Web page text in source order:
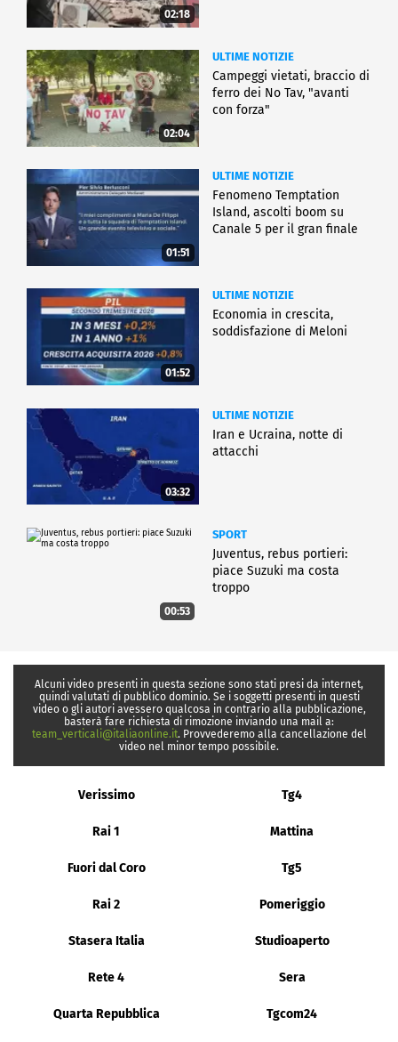
02:18
02:04
ULTIME NOTIZIE
Campeggi vietati, braccio di
ferro dei No Tav, "avanti
con forza"
01:51
ULTIME NOTIZIE
Fenomeno Temptation
Island, ascolti boom su
Canale 5 per il gran finale
01:52
ULTIME NOTIZIE
Economia in crescita,
soddisfazione di Meloni
03:32
ULTIME NOTIZIE
Iran e Ucraina, notte di
attacchi
00:53
SPORT
Juventus, rebus portieri:
piace Suzuki ma costa
troppo
Alcuni video presenti in questa sezione sono stati presi da internet,
quindi valutati di pubblico dominio. Se i soggetti presenti in questi
video o gli autori avessero qualcosa in contrario alla pubblicazione,
basterà fare richiesta di rimozione inviando una mail a:
team_verticali@italiaonline.it. Provvederemo alla cancellazione del
video nel minor tempo possibile.
Verissimo Tg4
Rai 1 Mattina
Fuori dal Coro Tg5
Rai 2 Pomeriggio
Stasera Italia Studioaperto
Rete 4 Sera
Quarta Repubblica Tgcom24